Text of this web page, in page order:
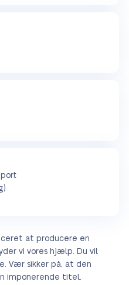
at producere en
vi vores hjælp. Du vil
Vær sikker på, at den
imponerende titel.